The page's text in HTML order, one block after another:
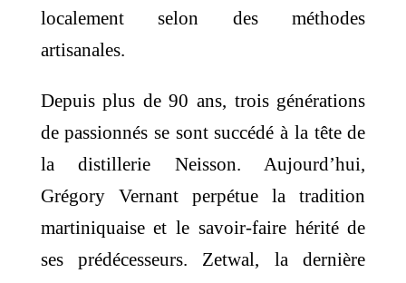
localement selon des méthodes
artisanales.
Depuis plus de 90 ans, trois générations
de passionnés se sont succédé à la tête de
la distillerie Neisson. Aujourd’hui,
Grégory Vernant perpétue la tradition
martiniquaise et le savoir-faire hérité de
ses prédécesseurs. Zetwal, la dernière